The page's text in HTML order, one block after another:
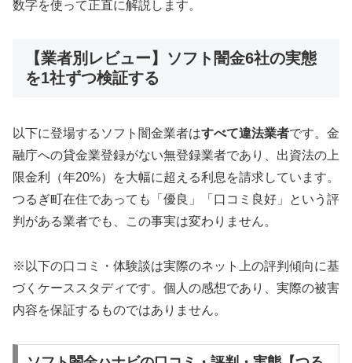
数字を使って正直に解説します。
【業者別レビュー】ソフト闇金6社の実態
を1社ずつ検証する
以下に登場するソフト闇金業者はすべて違法業者です。金
融庁への貸金業登録がない無登録業者であり、出資法の上
限金利（年20%）を大幅に超える利息を請求しています。
つるぎ町在住であっても「優良」「口コミ良好」という評
判がある業者でも、この事実は変わりません。
※以下の口コミ・体験談は実際のネット上の評判傾向に基
づくケーススタディです。個人の感想であり、実際の被害
内容を保証するものではありません。